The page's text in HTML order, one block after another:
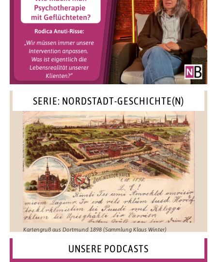
SERIE: NORDSTADT-GESCHICHTE(N)
Kartengruß aus Dortmund 1898 (Sammlung Klaus Winter)
UNSERE PODCASTS